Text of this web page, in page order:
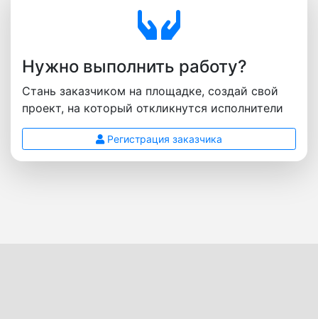
Нужно выполнить работу?
Стань заказчиком на площадке, создай свой
проект, на который откликнутся исполнители
Регистрация заказчика